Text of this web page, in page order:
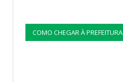
COMO CHEGAR À PREFEITURA